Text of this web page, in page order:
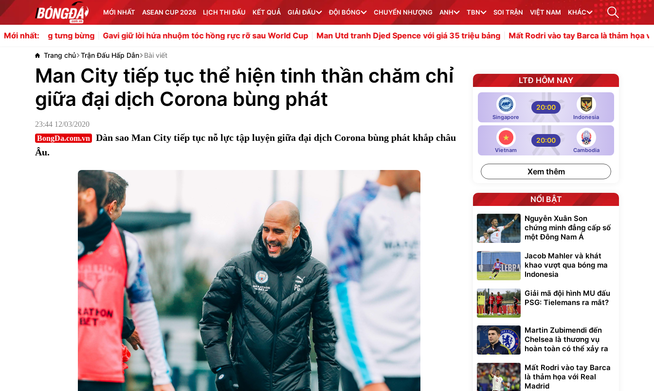
MỚI NHẤT ASEAN CUP 2026 LỊCH THI ĐẤU KẾT QUẢ GIẢI ĐẤU ĐỘI BÓNG CHUYỂN NHƯỢNG ANH TBN SOI TRẬN VIỆT NAM KHÁC
Mới nhất:
Gavi giữ lời hứa nhuộm tóc hồng rực rỡ sau World Cup Man Utd tranh Djed Spence với giá 35 triệu bảng Mất Rodri vào tay Barca là thảm họa với Real Madrid
Trang chủ Trận Đấu Hấp Dẫn Bài viết
Man City tiếp tục thể hiện tinh thần chăm chỉ
giữa đại dịch Corona bùng phát
23:44 12/03/2020
BongDa.com.vn
Dàn sao Man City tiếp tục nỗ lực tập luyện giữa đại dịch Corona bùng phát khắp châu
Âu.
LTĐ HÔM NAY
Singapore
20:00
Indonesia
Vietnam
20:00
Cambodia
Xem thêm
NỔI BẬT
Nguyễn Xuân Son
chứng minh đẳng cấp số
một Đông Nam Á
Jacob Mahler và khát
khao vượt qua bóng ma
Indonesia
Giải mã đội hình MU đấu
PSG: Tielemans ra mắt?
Martin Zubimendi đến
Chelsea là thương vụ
hoàn toàn có thể xảy ra
Mất Rodri vào tay Barca
là thảm họa với Real
Madrid